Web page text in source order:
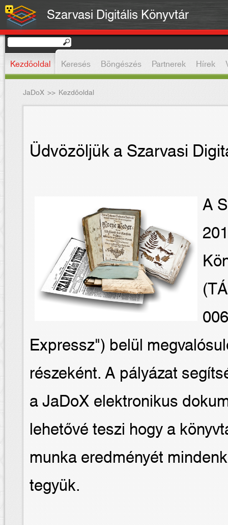
Szarvasi Digitális Könyvtár
Kezdőoldal Keresés Böngészés Partnerek Hírek
JaDoX >> Kezdőoldal
Üdvözöljük a Szarvasi
A
Expressz") belül
részeként. A pályázat
a JaDoX elektronikus
lehetővé teszi hogy a
munka eredményét
tegyük.